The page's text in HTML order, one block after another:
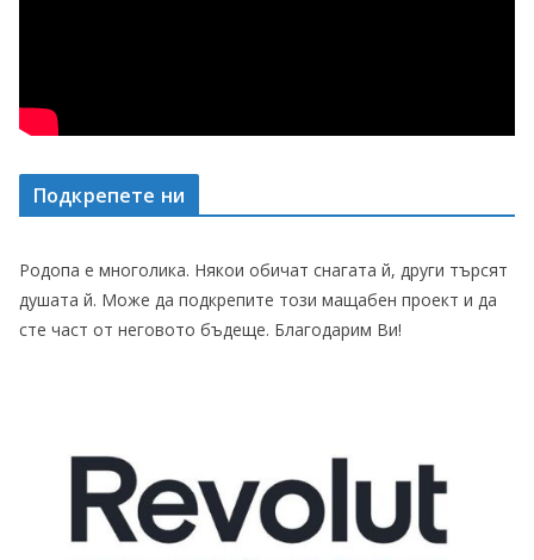
Подкрепете ни
Родопа е многолика. Някои обичат снагата й, други търсят
душата й. Може да подкрепите този мащабен проект и да
сте част от неговото бъдеще. Благодарим Ви!